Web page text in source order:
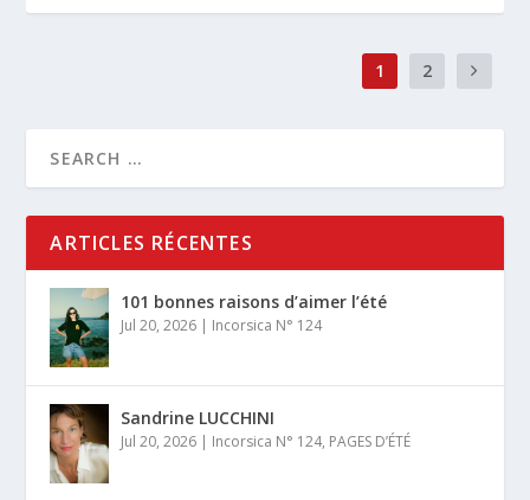
1 2
ARTICLES RÉCENTES
101 bonnes raisons d’aimer l’été
Jul 20, 2026 | Incorsica N° 124
Sandrine LUCCHINI
Jul 20, 2026 | Incorsica N° 124, PAGES D’ÉTÉ